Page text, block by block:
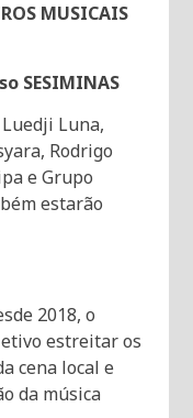
MUSICAIS
SESIMINAS
Luna,
Rodrigo
e Grupo
estarão
2018, o
estreitar os
cena local e
da música